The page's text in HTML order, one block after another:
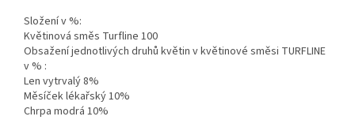
Složení v %:
Květinová směs Turfline 100
Obsažení jednotlivých druhů květin v květinové směsi TURFLINE
v % :
Len vytrvalý 8%
Měsíček lékařský 10%
Chrpa modrá 10%